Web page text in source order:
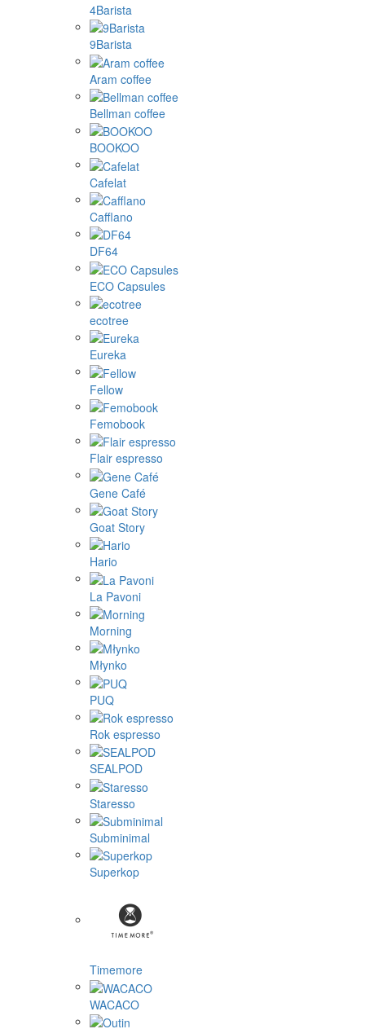
4Barista
9Barista
Aram coffee
Bellman coffee
BOOKOO
Cafelat
Cafflano
DF64
ECO Capsules
ecotree
Eureka
Fellow
Femobook
Flair espresso
Gene Café
Goat Story
Hario
La Pavoni
Morning
Młynko
PUQ
Rok espresso
SEALPOD
Staresso
Subminimal
Superkop
Timemore
WACACO